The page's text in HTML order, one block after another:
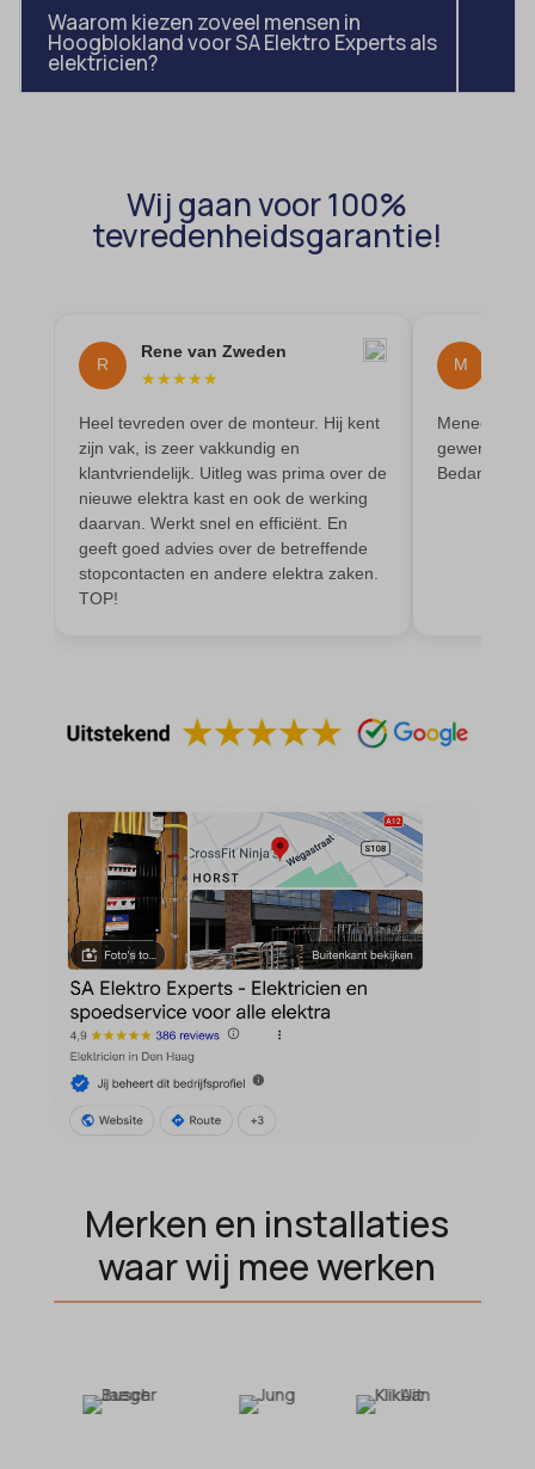
Waarom kiezen zoveel mensen in
Hoogblokland voor SA Elektro Experts als
elektricien?
Wij gaan voor 100%
tevredenheidsgarantie!
R
Rene van Zweden
★★★★★
Heel tevreden over de monteur. Hij kent
zijn vak, is zeer vakkundig en
klantvriendelijk. Uitleg was prima over de
nieuwe elektra kast en ook de werking
daarvan. Werkt snel en efficiënt. En
geeft goed advies over de betreffende
stopcontacten en andere elektra zaken.
TOP!
M
Meneer
gewerkt en
Bedankt
Merken en installaties
waar wij mee werken
et-pb-recent-items-colors
et-pb-recent-items-font_family
intercom-id-*
OptanonConsent
sessionId
timezone
wordpress_logged_in_*
wp-settings-*
wp-settings-time-*
av_lang
av_tunnel
blocksy_cookies_consent_accepted
cookie_permission_granted
cookie-*
cookies_accepted
cookiesEnabled
domain
et-editing-post-*
et-recommend-sync-post-*
ext_name
i18next
kconsent
marketing_cookies
MicrosoftApplicationsTelemetryDeviceId
MicrosoftApplicationsTelemetryFirstLaunchTime
popupShow
SameSite
ssm_au_c